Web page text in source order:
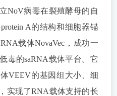
NoV病毒在裂殖酵母的自
A的结构和细胞器锚
载体NovaVec，成功一
毒的saRNA载体平台。它
VEEV的基因组大小、细
实现了RNA载体支持的长